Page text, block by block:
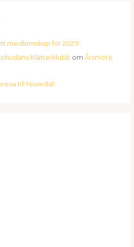
medlemskap för 2025!
Klätterklubb om Årsmöte
till Nissedal!